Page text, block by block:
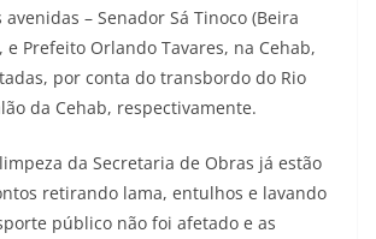
– Senador Sá Tinoco (Beira
e Prefeito Orlando Tavares, na Cehab,
por conta do transbordo do Rio
da Cehab, respectivamente.
da Secretaria de Obras já estão
retirando lama, entulhos e lavando
público não foi afetado e as